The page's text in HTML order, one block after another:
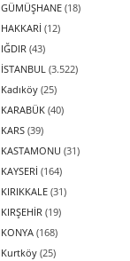
GÜMÜŞHANE (18)
HAKKARİ (12)
IĞDIR (43)
İSTANBUL (3.522)
Kadıköy (25)
KARABÜK (40)
KARS (39)
KASTAMONU (31)
KAYSERİ (164)
KIRIKKALE (31)
KIRŞEHİR (19)
KONYA (168)
Kurtköy (25)